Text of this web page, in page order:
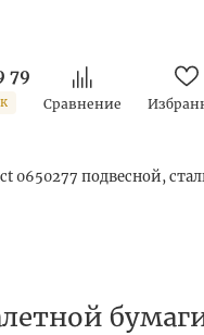
79
Сравнение
0650277 подвесной,